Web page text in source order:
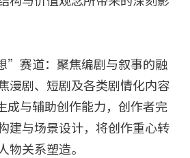
道：聚焦编剧与叙事的融
漫剧、短剧及各类剧情化内容
成与辅助创作能力，创作者完
建与场景设计，将创作重心转
物关系塑造。